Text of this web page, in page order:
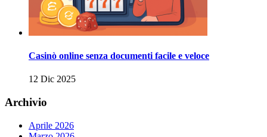
Casinò online senza documenti facile e veloce
12 Dic 2025
Archivio
Aprile 2026